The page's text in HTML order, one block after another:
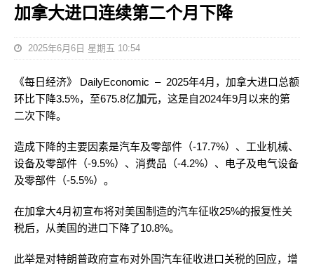
加拿大进口连续第二个月下降
2025年6月6日 星期五 10:54
《每日经济》 DailyEconomic – 2025年4月，加拿大进口总额
环比下降3.5%，至675.8亿加元，这是自2024年9月以来的第
二次下降。
造成下降的主要因素是汽车及零部件（-17.7%）、工业机械、
设备及零部件（-9.5%）、消费品（-4.2%）、电子及电气设备
及零部件（-5.5%）。
在加拿大4月初宣布将对美国制造的汽车征收25%的报复性关
税后，从美国的进口下降了10.8%。
此举是对特朗普政府宣布对外国汽车征收进口关税的回应，增